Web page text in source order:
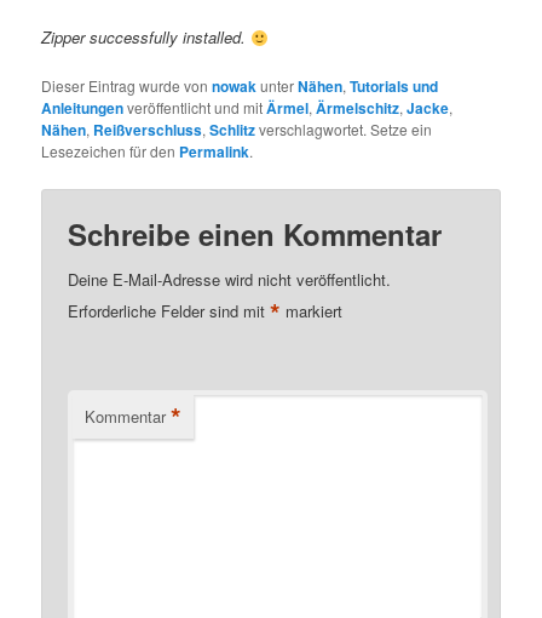
Zipper successfully installed.
Dieser Eintrag wurde vonnowakunterNähen,Tutorials und
Anleitungenveröffentlicht und mitÄrmel,Ärmelschitz,Jacke,
Nähen, Reißverschluss,Schlitzverschlagwortet. Setze ein
Lesezeichen für den Permalink.
Schreibe einen Kommentar
Deine E-Mail-Adresse wird nicht veröffentlicht.
Erforderliche Felder sind mit* markiert
Kommentar *